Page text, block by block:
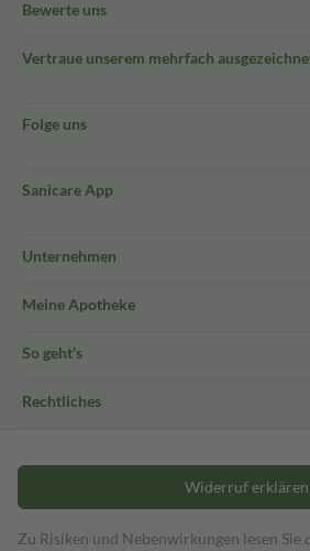
Bewerte uns
Vertraue unserem mehrfach
Folge uns
Sanicare App
Unternehmen
Meine Apotheke
So geht's
Rechtliches
Widerruf erklären
Zu Risiken und Nebenwirkungen lesen Sie